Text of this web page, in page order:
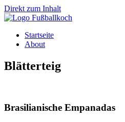
Direkt zum Inhalt
Startseite
About
Blätterteig
Brasilianische Empanadas